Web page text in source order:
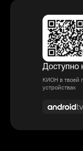
КИОН в твоей
устройствах